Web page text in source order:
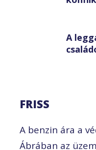
A
FRISS
A benzin ára a
Ábrában az